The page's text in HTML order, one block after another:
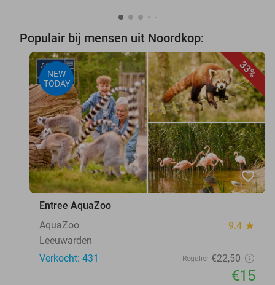
Populair bij mensen uit Noordkop:
33%
NEW
TODAY
favorite_border
Entree AquaZoo
AquaZoo
9.4 star
Leeuwarden
Verkocht: 431
Regulier €22,50
€15